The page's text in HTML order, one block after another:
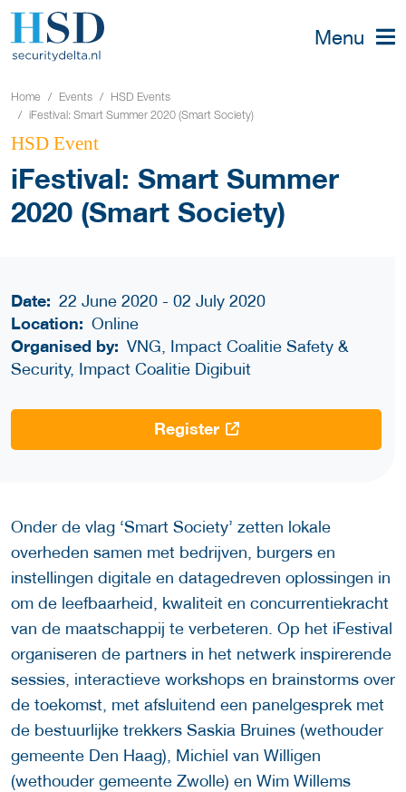
Menu
Home Events
HSD Events
iFestival: Smart Summer 2020 (Smart Society)
HSD Event
iFestival: Smart Summer
2020 (Smart Society)
Date: 22 June 2020 - 02 July 2020
Location: Online
Organised by: VNG, Impact Coalitie Safety &
Security, Impact Coalitie Digibuit
Register
Onder de vlag ‘Smart Society’ zetten lokale
overheden samen met bedrijven, burgers en
instellingen digitale en datagedreven oplossingen in
om de leefbaarheid, kwaliteit en concurrentiekracht
van de maatschappij te verbeteren. Op het iFestival
organiseren de partners in het netwerk inspirerende
sessies, interactieve workshops en brainstorms over
de toekomst, met afsluitend een panelgesprek met
de bestuurlijke trekkers Saskia Bruines (wethouder
gemeente Den Haag), Michiel van Willigen
(wethouder gemeente Zwolle) en Wim Willems